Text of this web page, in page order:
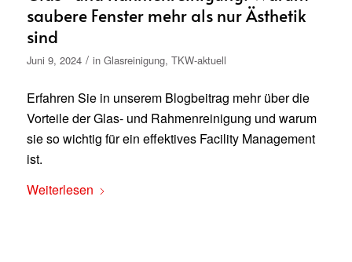
saubere Fenster mehr als nur Ästhetik
sind
Juni 9, 2024 / in Glasreinigung, TKW-aktuell
Erfahren Sie in unserem Blogbeitrag mehr über die
Vorteile der Glas- und Rahmenreinigung und warum
sie so wichtig für ein effektives Facility Management
ist.
Weiterlesen